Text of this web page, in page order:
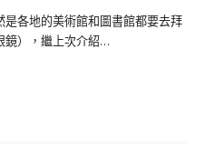
各地的美術館和圖書館都要去拜
鏡），繼上次介紹…